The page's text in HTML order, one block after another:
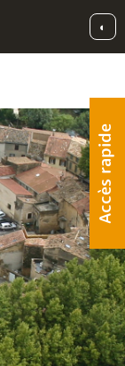
◐
Accès rapide